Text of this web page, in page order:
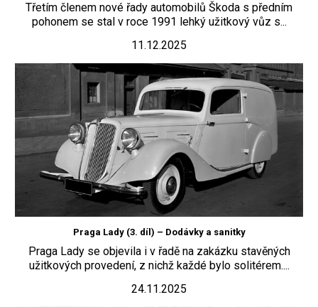
Třetím členem nové řady automobilů Škoda s předním
pohonem se stal v roce 1991 lehký užitkový vůz s...
11.12.2025
Praga Lady (3. díl) – Dodávky a sanitky
Praga Lady se objevila i v řadě na zakázku stavěných
užitkových provedení, z nichž každé bylo solitérem....
24.11.2025